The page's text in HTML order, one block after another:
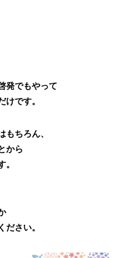
発でもやって
けです。
ちろん、
から
さい。